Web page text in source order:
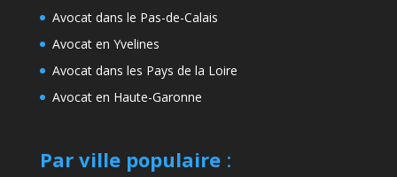
Avocat dans le Pas-de-Calais
Avocat en Yvelines
Avocat dans les Pays de la Loire
Avocat en Haute-Garonne
Par ville populaire: